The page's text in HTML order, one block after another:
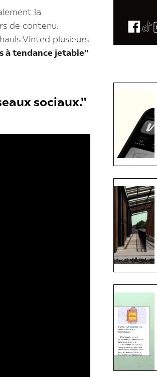
la
de contenu.
Vinted plusieurs
à tendance jetable"
sociaux."